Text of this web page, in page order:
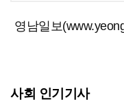
영남일보
사회 인기기사